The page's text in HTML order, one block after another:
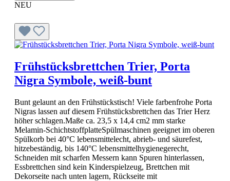
NEU
Frühstücksbrettchen Trier, Porta
Nigra Symbole, weiß-bunt
Bunt gelaunt an den Frühstückstisch! Viele farbenfrohe Porta
Nigras lassen auf diesem Frühstücksbrettchen das Trier Herz
höher schlagen.Maße ca. 23,5 x 14,4 cm2 mm starke
Melamin-SchichtstoffplatteSpülmaschinen geeignet im oberen
Spülkorb bei 40°C lebensmittelecht, abrieb- und säurefest,
hitzebeständig, bis 140°C lebensmittelhygienegerecht,
Schneiden mit scharfen Messern kann Spuren hinterlassen,
Essbrettchen sind kein Kinderspielzeug, Brettchen mit
Dekorseite nach unten lagern, Rückseite mit